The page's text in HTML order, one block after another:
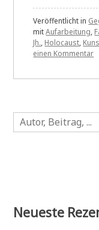
Veröffentlicht in
mitAufarbeitung,
Jh., Holocaust,
einen Kommentarzu
Suchen
Neueste